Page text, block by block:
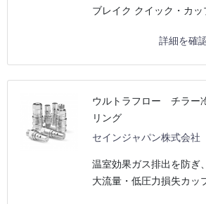
ブレイク クイック・カ
詳細を確
ウルトラフロー チラー
リング
セインジャパン株式会社
温室効果ガス排出を防ぎ
大流量・低圧力損失カッ